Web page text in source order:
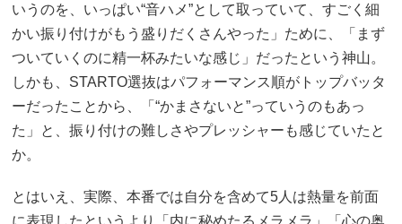
いうのを、いっぱい“音ハメ”として取っていて、すごく細
かい振り付けがもう盛りだくさんやった」ために、「まず
ついていくのに精一杯みたいな感じ」だったという神山。
しかも、STARTO選抜はパフォーマンス順がトップバッタ
ーだったことから、「“かまさないと”っていうのもあっ
た」と、振り付けの難しさやプレッシャーも感じていたと
か。
とはいえ、実際、本番では自分を含めて5人は熱量を前面
に表現したというより「内に秘めたるメラメラ」「心の奥